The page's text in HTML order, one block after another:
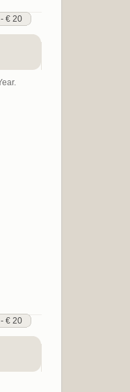
€ 20
€ 20